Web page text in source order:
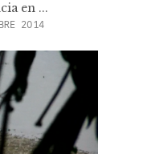
en ...
2014